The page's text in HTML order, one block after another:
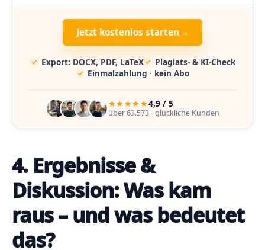
Jetzt kostenlos starten →
Export: DOCX, PDF, LaTeX
Plagiats- & KI-Check
Einmalzahlung · kein Abo
★★★★★4,9 / 5
über 63.573+ glückliche Kunden
4. Ergebnisse &
Diskussion: Was kam
raus – und was bedeutet
das?